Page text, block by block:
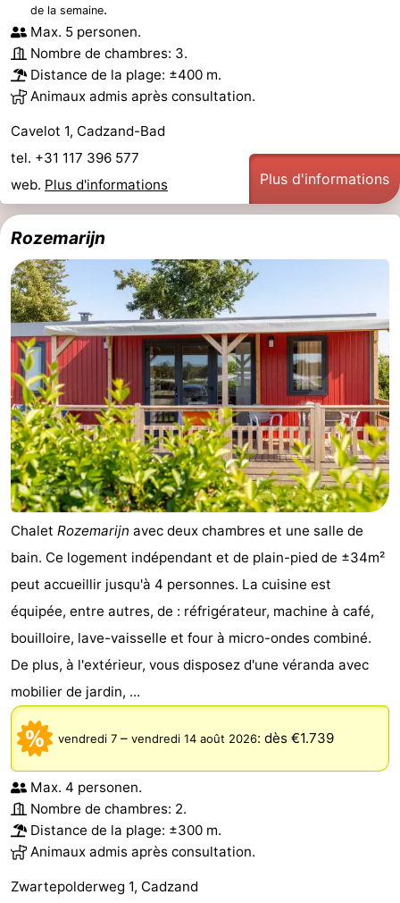
de la semaine.
Max. 5 personen.
Nombre de chambres: 3.
Distance de la plage: ±400 m.
Animaux admis après consultation.
Cavelot 1, Cadzand-Bad
tel. +31 117 396 577
web. Plus d'informations Plus d'informations
Rozemarijn
Chalet Rozemarijn avec deux chambres et une salle de
bain. Ce logement indépendant et de plain-pied de ±34m²
peut accueillir jusqu'à 4 personnes. La cuisine est
équipée, entre autres, de : réfrigérateur, machine à café,
bouilloire, lave-vaisselle et four à micro-ondes combiné.
De plus, à l'extérieur, vous disposez d'une véranda avec
mobilier de jardin, ...
vendredi 7 – vendredi 14 août 2026: dès €1.739
Max. 4 personen.
Nombre de chambres: 2.
Distance de la plage: ±300 m.
Animaux admis après consultation.
Zwartepolderweg 1, Cadzand